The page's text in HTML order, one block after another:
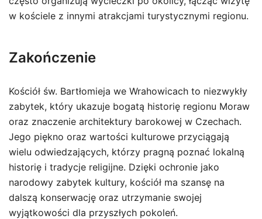
w kościele z innymi atrakcjami turystycznymi regionu.
Zakończenie
Kościół św. Bartłomieja we Wrahowicach to niezwykły
zabytek, który ukazuje bogatą historię regionu Moraw
oraz znaczenie architektury barokowej w Czechach.
Jego piękno oraz wartości kulturowe przyciągają
wielu odwiedzających, którzy pragną poznać lokalną
historię i tradycje religijne. Dzięki ochronie jako
narodowy zabytek kultury, kościół ma szansę na
dalszą konserwację oraz utrzymanie swojej
wyjątkowości dla przyszłych pokoleń.